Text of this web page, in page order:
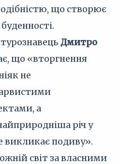
що створює
Дмитро
що «вторгнення
не
а
річ у
викликає подиву».
світ за власними